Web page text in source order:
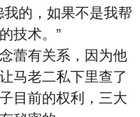
的，如果不是我帮
技术。”
蕾有关系，因为他
马老二私下里查了
目前的权利，三大